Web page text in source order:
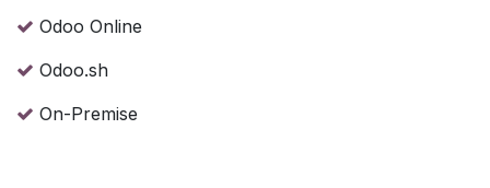
Odoo Online
Odoo.sh
On-Premise